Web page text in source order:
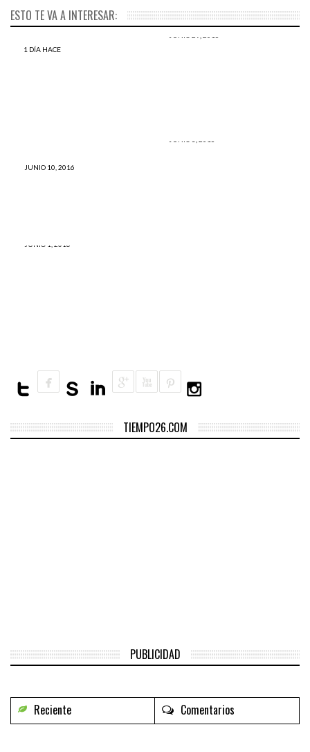
ESTO TE VA A INTERESAR:
1 DÍA HACE
JUNIO 10, 2016
JUNIO 1, 2016
TIEMPO26.COM
PUBLICIDAD
Reciente Comentarios